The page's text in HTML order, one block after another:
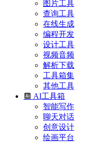
图片工具
查询工具
在线生成
编程开发
设计工具
视频音频
解析下载
工具箱集
其他工具
AI工具箱
智能写作
聊天对话
创意设计
绘画平台